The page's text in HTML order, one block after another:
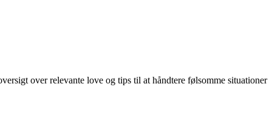
over relevante love og tips til at håndtere følsomme situationer